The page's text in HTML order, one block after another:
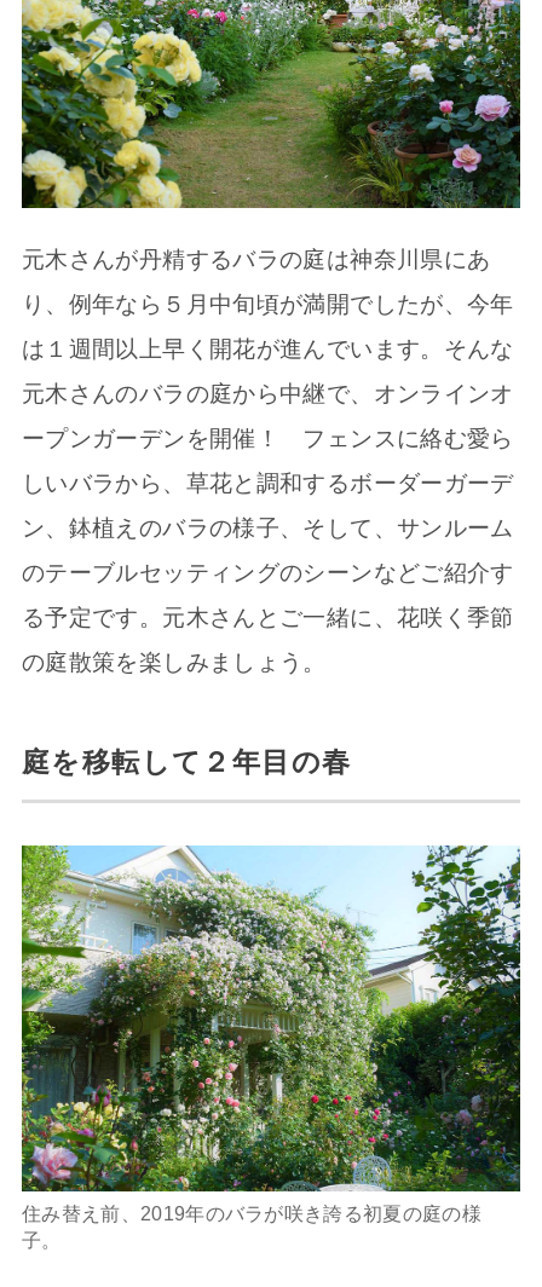
元木さんが丹精するバラの庭は神奈川県にあ
り、例年なら５月中旬頃が満開でしたが、今年
は１週間以上早く開花が進んでいます。そんな
元木さんのバラの庭から中継で、オンラインオ
ープンガーデンを開催！ フェンスに絡む愛ら
しいバラから、草花と調和するボーダーガーデ
ン、鉢植えのバラの様子、そして、サンルーム
のテーブルセッティングのシーンなどご紹介す
る予定です。元木さんとご一緒に、花咲く季節
の庭散策を楽しみましょう。
庭を移転して２年目の春
住み替え前、2019年のバラが咲き誇る初夏の庭の様
子。